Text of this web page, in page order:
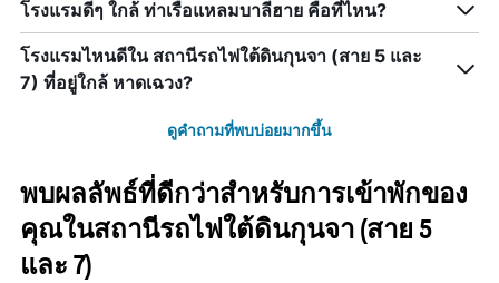
โรงแรมดีๆ ใกล้ ท่าเรือแหลมบาลีฮาย คือที่ไหน?
โรงแรมไหนดีใน สถานีรถไฟใต้ดินกุนจา (สาย 5 และ
7) ที่อยู่ใกล้ หาดเฉวง?
ดูคำถามที่พบบ่อยมากขึ้น
พบผลลัพธ์ที่ดีกว่าสำหรับการเข้าพักของ
คุณในสถานีรถไฟใต้ดินกุนจา (สาย 5
และ 7)